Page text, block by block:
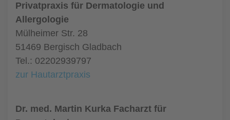
Privatpraxis für Dermatologie und
Allergologie
Mülheimer Str. 28
51469 Bergisch Gladbach
Tel.: 02202939797
zur Hautarztpraxis
Dr. med. Martin Kurka Facharzt für